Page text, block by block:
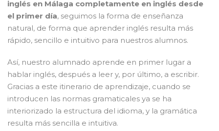
inglés en Málaga completamente en inglés desde
el primer día, seguimos la forma de enseñanza
natural, de forma que aprender inglés resulta más
rápido, sencillo e intuitivo para nuestros alumnos.
Así, nuestro alumnado aprende en primer lugar a
hablar inglés, después a leer y, por último, a escribir.
Gracias a este itinerario de aprendizaje, cuando se
introducen las normas gramaticales ya se ha
interiorizado la estructura del idioma, y la gramática
resulta más sencilla e intuitiva.